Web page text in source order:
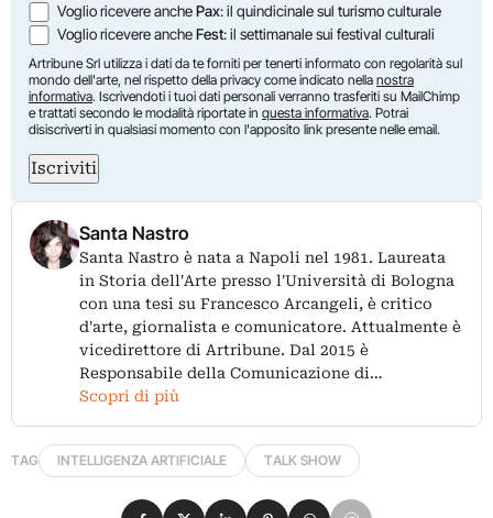
Voglio ricevere anchePax: il quindicinale sul turismo culturale
Voglio ricevere ancheFest: il settimanale sui festival culturali
Artribune Srl utilizza i dati da te forniti per tenerti informato con regolarità sul
mondo dell'arte, nel rispetto della privacy come indicato nella nostra
informativa. Iscrivendoti i tuoi dati personali verranno trasferiti su MailChimp
e trattati secondo le modalità riportate in questa informativa. Potrai
disiscriverti in qualsiasi momento con l'apposito link presente nelle email.
Iscriviti
Santa Nastro
Santa Nastro è nata a Napoli nel 1981. Laureata
in Storia dell'Arte presso l'Università di Bologna
con una tesi su Francesco Arcangeli, è critico
d'arte, giornalista e comunicatore. Attualmente è
vicedirettore di Artribune. Dal 2015 è
Responsabile della Comunicazione di…
Scopri di più
TAG INTELLIGENZA ARTIFICIALE TALK SHOW
Condividi su Facebook
Condividi su X
Condividi su LinkedIn
Condividi su Pinterest
Condividi su WhatsApp
Condividi su Email